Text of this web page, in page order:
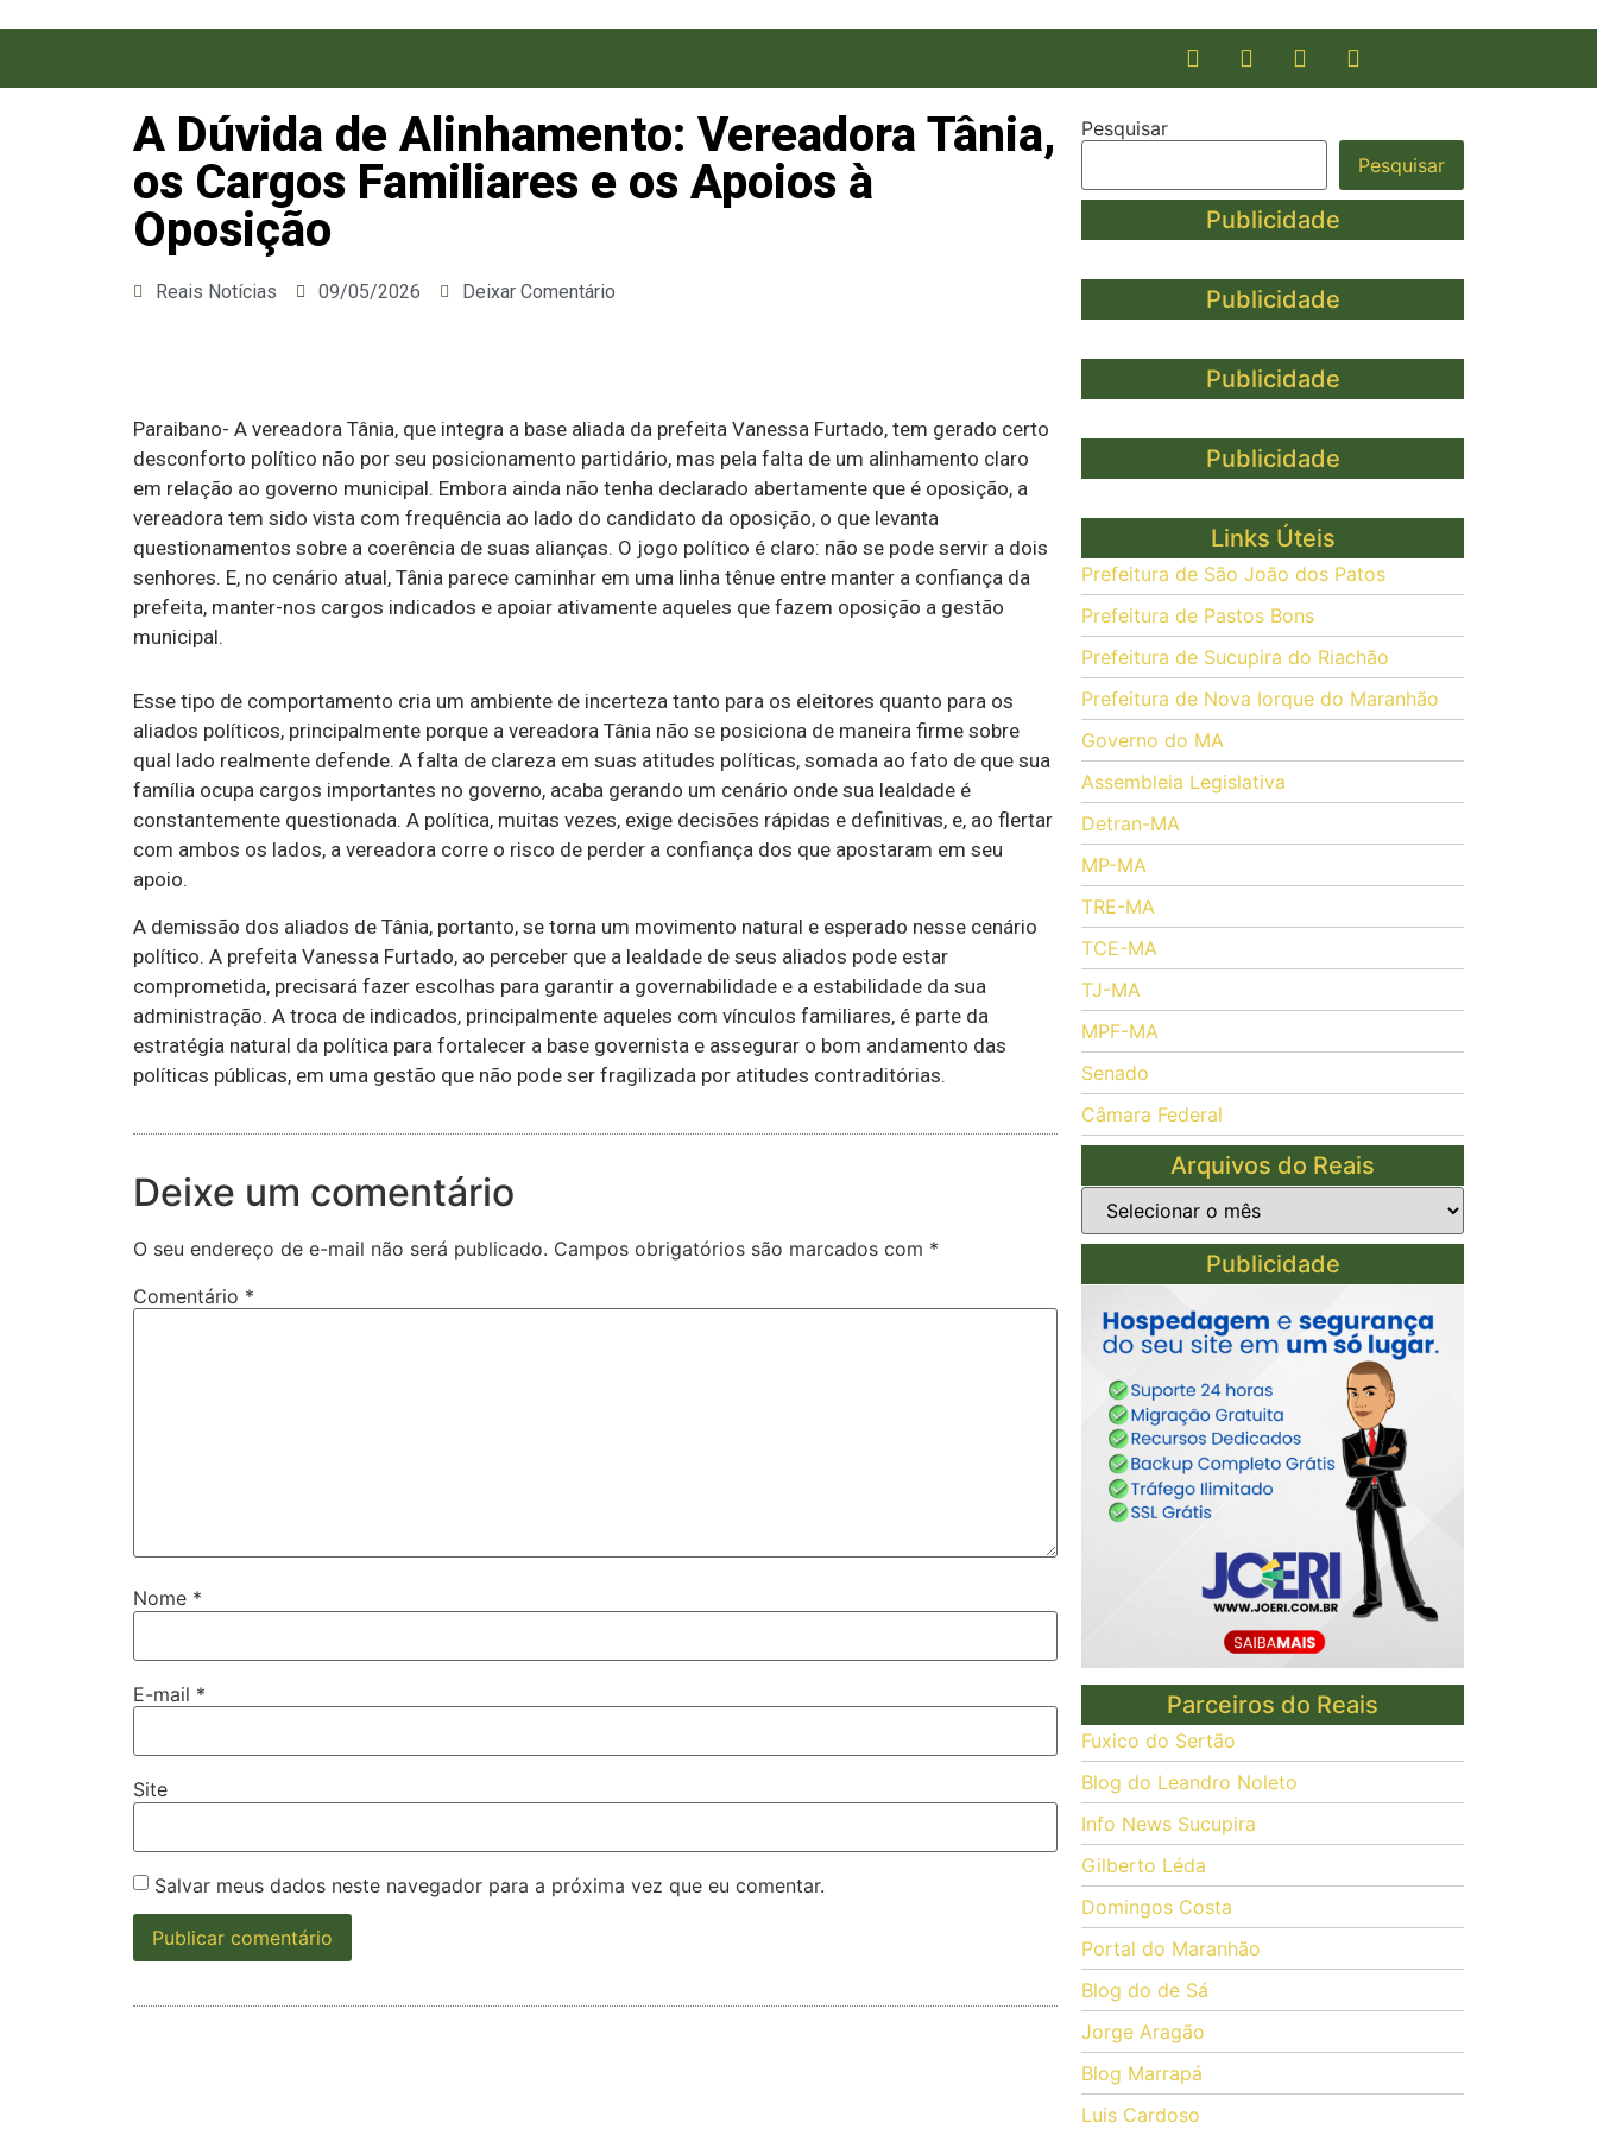
A Dúvida de Alinhamento: Vereadora Tânia,
os Cargos Familiares e os Apoios à
Oposição
Reais Notícias 09/05/2026 Deixar Comentário
Paraibano- A vereadora Tânia, que integra a base aliada da prefeita Vanessa Furtado, tem gerado certo
desconforto político não por seu posicionamento partidário, mas pela falta de um alinhamento claro
em relação ao governo municipal. Embora ainda não tenha declarado abertamente que é oposição, a
vereadora tem sido vista com frequência ao lado do candidato da oposição, o que levanta
questionamentos sobre a coerência de suas alianças. O jogo político é claro: não se pode servir a dois
senhores. E, no cenário atual, Tânia parece caminhar em uma linha tênue entre manter a confiança da
prefeita, manter-nos cargos indicados e apoiar ativamente aqueles que fazem oposição a gestão
municipal.
Esse tipo de comportamento cria um ambiente de incerteza tanto para os eleitores quanto para os
aliados políticos, principalmente porque a vereadora Tânia não se posiciona de maneira firme sobre
qual lado realmente defende. A falta de clareza em suas atitudes políticas, somada ao fato de que sua
família ocupa cargos importantes no governo, acaba gerando um cenário onde sua lealdade é
constantemente questionada. A política, muitas vezes, exige decisões rápidas e definitivas, e, ao flertar
com ambos os lados, a vereadora corre o risco de perder a confiança dos que apostaram em seu
apoio.
A demissão dos aliados de Tânia, portanto, se torna um movimento natural e esperado nesse cenário
político. A prefeita Vanessa Furtado, ao perceber que a lealdade de seus aliados pode estar
comprometida, precisará fazer escolhas para garantir a governabilidade e a estabilidade da sua
administração. A troca de indicados, principalmente aqueles com vínculos familiares, é parte da
estratégia natural da política para fortalecer a base governista e assegurar o bom andamento das
políticas públicas, em uma gestão que não pode ser fragilizada por atitudes contraditórias.
Deixe um comentário
O seu endereço de e-mail não será publicado. Campos obrigatórios são marcados com *
Comentário *
Nome *
E-mail *
Site
Salvar meus dados neste navegador para a próxima vez que eu comentar.
Pesquisar
Pesquisar
Publicidade
Publicidade
Publicidade
Publicidade
Links Úteis
Prefeitura de São João dos Patos
Prefeitura de Pastos Bons
Prefeitura de Sucupira do Riachão
Prefeitura de Nova Iorque do Maranhão
Governo do MA
Assembleia Legislativa
Detran-MA
MP-MA
TRE-MA
TCE-MA
TJ-MA
MPF-MA
Senado
Câmara Federal
Arquivos do Reais
Publicidade
Parceiros do Reais
Fuxico do Sertão
Blog do Leandro Noleto
Info News Sucupira
Gilberto Léda
Domingos Costa
Portal do Maranhão
Blog do de Sá
Jorge Aragão
Blog Marrapá
Luis Cardoso